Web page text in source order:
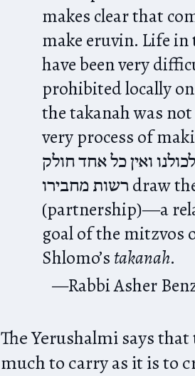
makes clear that
make eruvin. Life
have been very
prohibited locally
the takanah was
very process of
ואין כל אחד חולק
רשות מחבירו draw the people into שותפות
(partnership)―a
goal of the mitzvos
Shlomo’s takanah.
Rabbi Asher
The Yerushalmi says
much to carry as it is to